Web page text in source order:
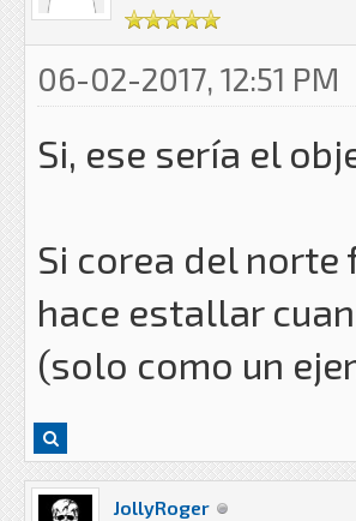
06-02-2017, 12:51 PM
Si, ese sería el
Si corea del norte
hace estallar
(solo como un
JollyRoger